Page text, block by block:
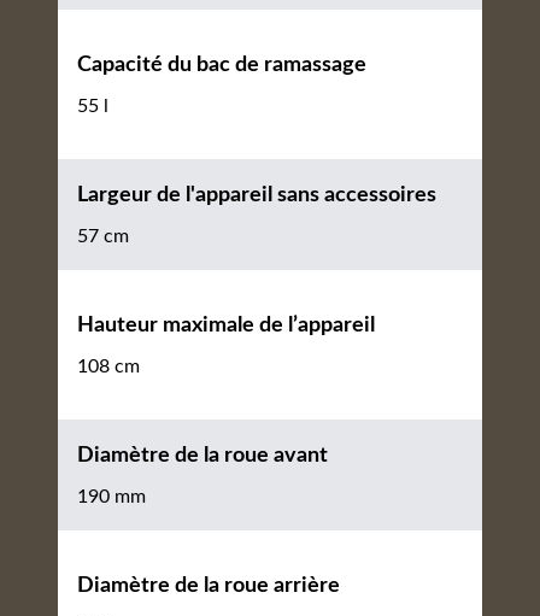
Capacité du bac de ramassage
55 l
Largeur de l'appareil sans accessoires
57 cm
Hauteur maximale de l’appareil
108 cm
Diamètre de la roue avant
190 mm
Diamètre de la roue arrière